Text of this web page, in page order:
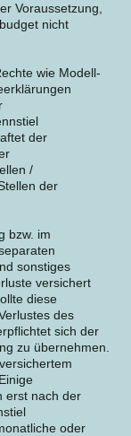
Voraussetzung,
nicht
wie Modell-
der
/
der
bzw. im
sonstiges
versichert
diese
des
sich der
zu übernehmen.
erst nach der
oder